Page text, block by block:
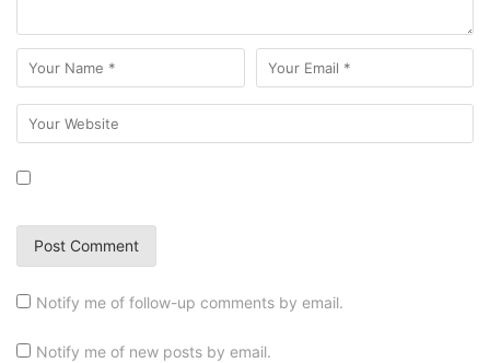
Notify me of follow-up comments by email.
Notify me of new posts by email.